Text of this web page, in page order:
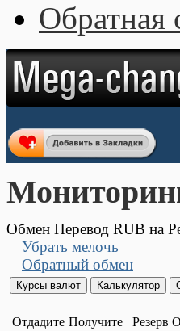
Обратная
Обмен Перевод RUB на
Убрать мелочь
Обратный обмен
Отдадите Получите Резерв